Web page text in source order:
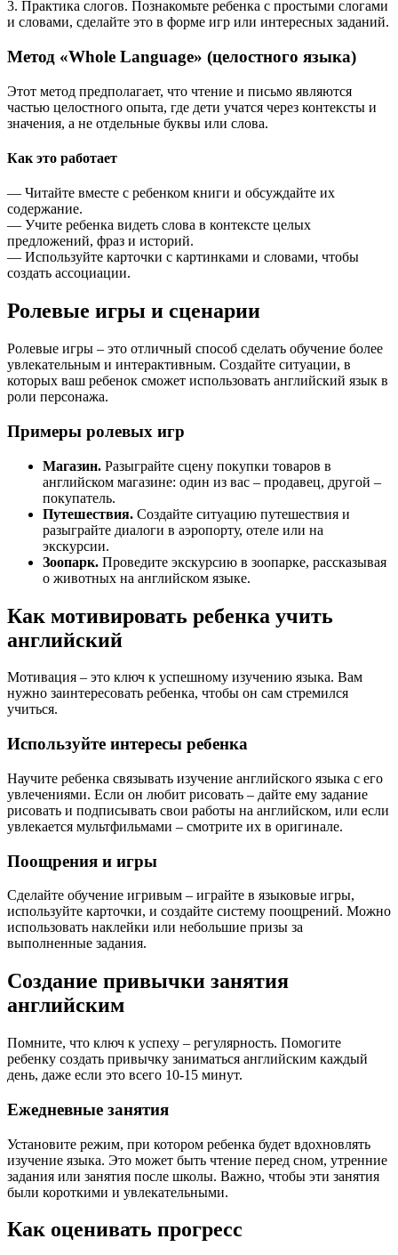
3. Практика слогов. Познакомьте ребенка с простыми слогами
и словами, сделайте это в форме игр или интересных заданий.
Метод «Whole Language» (целостного языка)
Этот метод предполагает, что чтение и письмо являются
частью целостного опыта, где дети учатся через контексты и
значения, а не отдельные буквы или слова.
Как это работает
— Читайте вместе с ребенком книги и обсуждайте их
содержание.
— Учите ребенка видеть слова в контексте целых
предложений, фраз и историй.
— Используйте карточки с картинками и словами, чтобы
создать ассоциации.
Ролевые игры и сценарии
Ролевые игры – это отличный способ сделать обучение более
увлекательным и интерактивным. Создайте ситуации, в
которых ваш ребенок сможет использовать английский язык в
роли персонажа.
Примеры ролевых игр
Магазин. Разыграйте сцену покупки товаров в
английском магазине: один из вас – продавец, другой –
покупатель.
Путешествия. Создайте ситуацию путешествия и
разыграйте диалоги в аэропорту, отеле или на
экскурсии.
Зоопарк. Проведите экскурсию в зоопарке, рассказывая
о животных на английском языке.
Как мотивировать ребенка учить
английский
Мотивация – это ключ к успешному изучению языка. Вам
нужно заинтересовать ребенка, чтобы он сам стремился
учиться.
Используйте интересы ребенка
Научите ребенка связывать изучение английского языка с его
увлечениями. Если он любит рисовать – дайте ему задание
рисовать и подписывать свои работы на английском, или если
увлекается мультфильмами – смотрите их в оригинале.
Поощрения и игры
Сделайте обучение игривым – играйте в языковые игры,
используйте карточки, и создайте систему поощрений. Можно
использовать наклейки или небольшие призы за
выполненные задания.
Создание привычки занятия
английским
Помните, что ключ к успеху – регулярность. Помогите
ребенку создать привычку заниматься английским каждый
день, даже если это всего 10-15 минут.
Ежедневные занятия
Установите режим, при котором ребенка будет вдохновлять
изучение языка. Это может быть чтение перед сном, утренние
задания или занятия после школы. Важно, чтобы эти занятия
были короткими и увлекательными.
Как оценивать прогресс